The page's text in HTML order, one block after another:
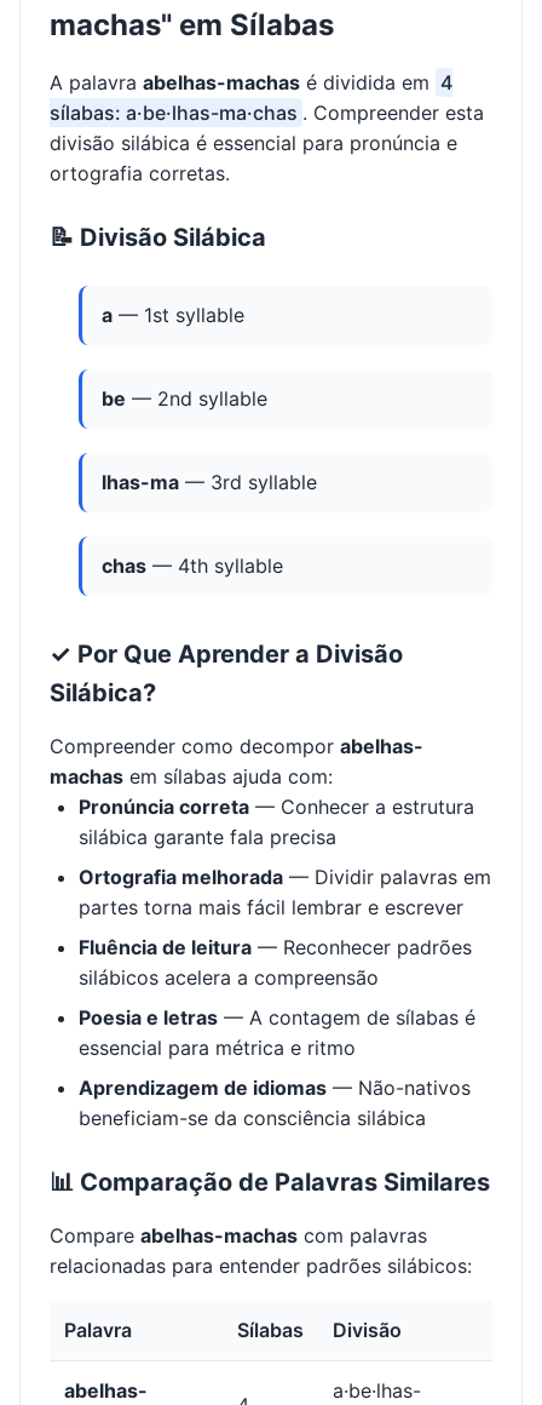
machas" em Sílabas
A palavra abelhas-machas é dividida em 4
sílabas: a·be·lhas-ma·chas . Compreender esta
divisão silábica é essencial para pronúncia e
ortografia corretas.
📝 Divisão Silábica
a — 1st syllable
be — 2nd syllable
lhas-ma — 3rd syllable
chas — 4th syllable
✓ Por Que Aprender a Divisão
Silábica?
Compreender como decompor abelhas-
machas em sílabas ajuda com:
Pronúncia correta — Conhecer a estrutura
silábica garante fala precisa
Ortografia melhorada — Dividir palavras em
partes torna mais fácil lembrar e escrever
Fluência de leitura — Reconhecer padrões
silábicos acelera a compreensão
Poesia e letras — A contagem de sílabas é
essencial para métrica e ritmo
Aprendizagem de idiomas — Não-nativos
beneficiam-se da consciência silábica
📊 Comparação de Palavras Similares
Compare abelhas-machas com palavras
relacionadas para entender padrões silábicos:
Palavra Sílabas Divisão
abelhas- a·be·lhas-